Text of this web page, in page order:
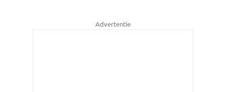
Advertentie